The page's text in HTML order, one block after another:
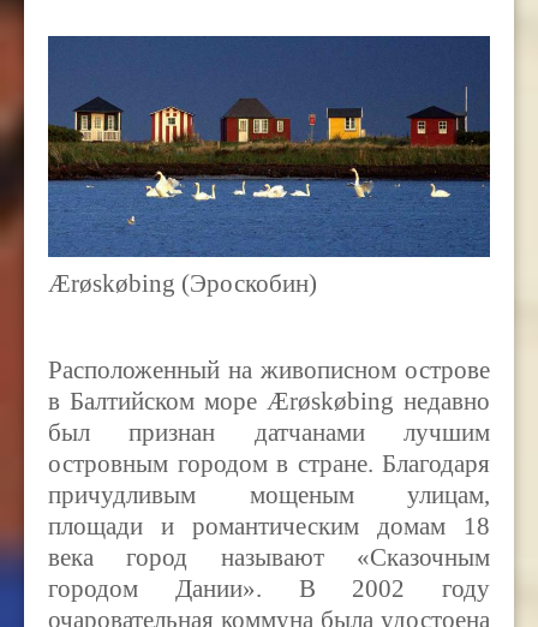
Ærøskøbing (Эроскобин)
Расположенный на живописном острове
в Балтийском море Ærøskøbing недавно
был признан датчанами лучшим
островным городом в стране. Благодаря
причудливым мощеным улицам,
площади и романтическим домам 18
века город называют «Сказочным
городом Дании». В 2002 году
очаровательная коммуна была удостоена